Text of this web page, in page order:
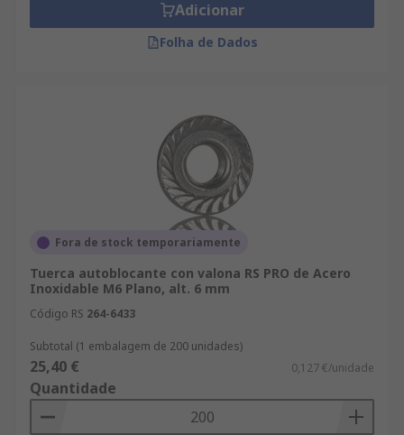
Adicionar
Folha de Dados
Fora de stock temporariamente
Tuerca autoblocante con valona RS PRO de Acero
Inoxidable M6 Plano, alt. 6 mm
Código RS 264-6433
Subtotal (1 embalagem de 200 unidades)
25,40 € 0,127 €/unidade
Quantidade